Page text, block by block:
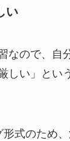
い
なので、自
しい」とい
式のため